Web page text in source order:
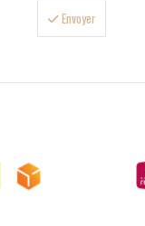
Envoyer